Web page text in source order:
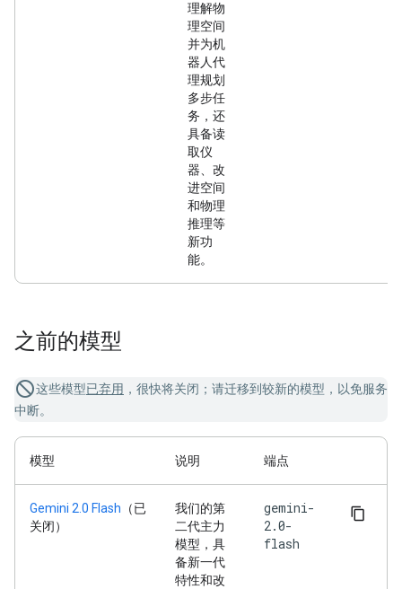
理解物
理空间
并为机
器人代
理规划
多步任
务，还
具备读
取仪
器、改
进空间
和物理
推理等
新功
能。
之前的模型
这些模型已弃用 ，很快将关闭；请迁移到较新的模型，以免服务
中断。
模型 说明 端点
Gemini 2.0 Flash （已
关闭）
我们的第
二代主力
模型，具
备新一代
特性和改
gemini-
2.0-
flash